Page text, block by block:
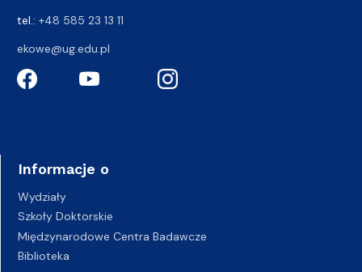
tel.: +48 585 23 13 11
ekowe@ug.edu.pl
Informacje o
Wydziały
Szkoły Doktorskie
Międzynarodowe Centra Badawcze
Biblioteka